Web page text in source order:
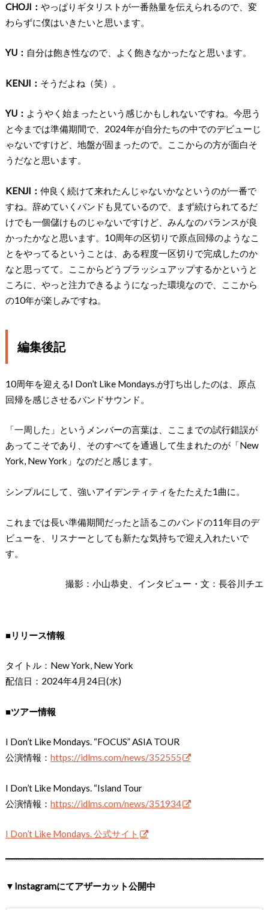
CHOJI： やっぱりギタリストが一番熱量を伝えられるので、変
わらずに僕はいきたいと思います。
YU： 自分は飽き性なので、よく飽きなかったなと思います。
KENJI： そうだよね（笑）。
YU： ようやく始まったという感じかもしれないですね。今思う
と今までは準備期間で、2024年が自分たちの中でのデビューじ
ゃないですけど、地盤が固まったので。ここからの方が面白そ
うだなと思います。
KENJI： 仲良く続けて来れたんじゃないかなというのが一番で
すね。辞めていくバンドも見ているので、まず続けられてるだ
けでも一個儲けものじゃないですけど、みんなのバランスが良
かったかなと思います。10周年の区切りで原点回帰のようなこ
とをやってるということは、ある程度一区切りで完成したのか
なと思ってて。ここからどうブラッシュアップするかというと
ころに、やっと注力できるようになった環境なので、ここから
の10年が楽しみですね。
編集後記
10周年を迎えるI Don’t Like Mondays.が打ち出したのは、原点
回帰を感じさせるバンドサウンド。
「一周した」というメンバーの言葉は、ここまでの試行錯誤が
あってこそであり、そのすべてを通過して生まれたのが「New
York, New York」なのだと感じます。
シンプルにして、強いアイデンティティをたたえた1曲に。
これまでは長い準備期間だったと語るこのバンドの11年目のデ
ビューを、リスナーとしても新たな気持ちで迎え入れたいで
す。
撮影：小山恭史、インタビュー・文：長谷川チエ
■リリース情報
タイトル：New York, New York
配信日：2024年4月24日(水)
■ツアー情報
I Don’t Like Mondays. “FOCUS” ASIA TOUR
公演情報： https://idlms.com/news/352555
I Don’t Like Mondays. “Island Tour
公演情報： https://idlms.com/news/351934
I Don’t Like Mondays. 公式サイト
▼Instagramにてアザーカット公開中